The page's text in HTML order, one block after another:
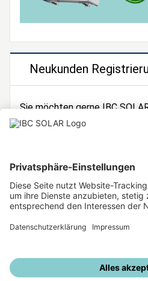
Neukunden
Sie möchten gerne IBC
Dann registrieren Sie sich jetzt!
Unsere weiteren
IBC SOLAR Webseite